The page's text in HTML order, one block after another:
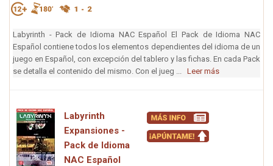
Labyrinth - Pack de Idioma NAC Español El Pack de Idioma NAC
Español contiene todos los elementos dependientes del idioma de un
juego en Español, con excepción del tablero y las fichas. En cada Pack
se detalla el contenido del mismo. Con el jueg ... Leer más
Labyrinth
Expansiones -
Pack de Idioma
NAC Español